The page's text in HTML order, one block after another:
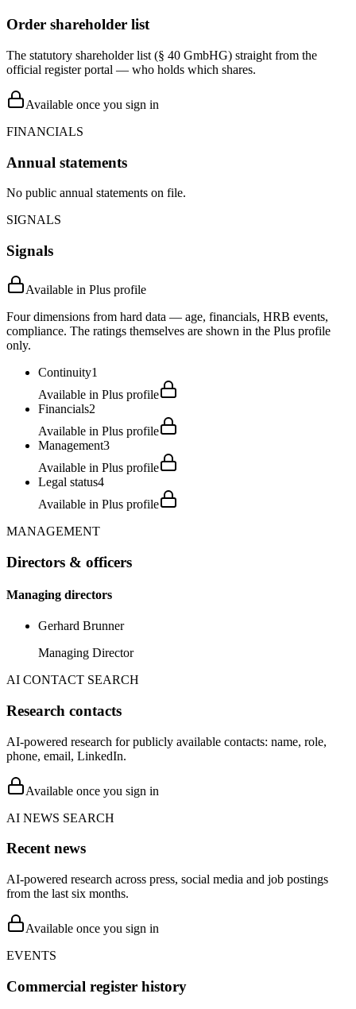
Order shareholder list
The statutory shareholder list (§ 40 GmbHG) straight from the
official register portal — who holds which shares.
Available once you sign in
FINANCIALS
Annual statements
No public annual statements on file.
SIGNALS
Signals
Available in Plus profile
Four dimensions from hard data — age, financials, HRB events,
compliance. The ratings themselves are shown in the Plus profile
only.
Continuity1
Available in Plus profile
Financials2
Available in Plus profile
Management3
Available in Plus profile
Legal status4
Available in Plus profile
MANAGEMENT
Directors & officers
Managing directors
Gerhard Brunner
Managing Director
AI CONTACT SEARCH
Research contacts
AI-powered research for publicly available contacts: name, role,
phone, email, LinkedIn.
Available once you sign in
AI NEWS SEARCH
Recent news
AI-powered research across press, social media and job postings
from the last six months.
Available once you sign in
EVENTS
Commercial register history